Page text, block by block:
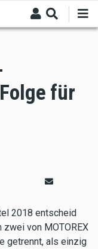
für
2018 entscheid
von MOTOREX
getrennt, als einzig